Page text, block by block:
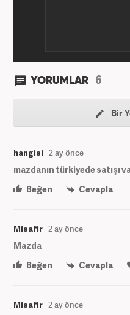
YORUMLAR 6
Bir
hangisi 2 ay önce
mazdanın türkiyede satışı
Beğen
Cevapla
Misafir 2 ay önce
Mazda
Beğen
Cevapla
Misafir 2 ay önce